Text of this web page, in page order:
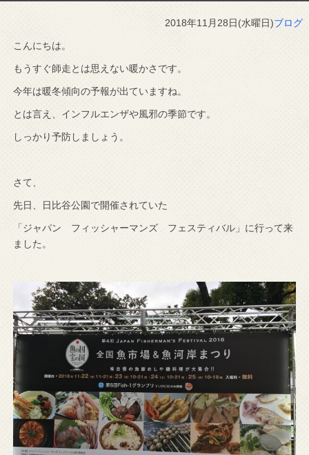
2018年11月28日(水曜日)ブログ
こんにちは。
もうすぐ師走とは思えない暖かさです。
今年は暖冬傾向の予報が出ていますね。
とは言え、インフルエンザや風邪の季節です。
しっかり予防しましょう。
さて、
先日、日比谷公園で開催されていた
「ジャパン フィッシャーマンズ フェスティバル」に行って来
ました。